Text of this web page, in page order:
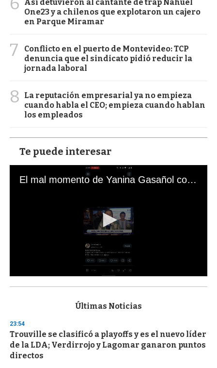
Así detuvieron al cantante de trap Nahuel
One23 y a chilenos que explotaron un cajero
en Parque Miramar
7
Conflicto en el puerto de Montevideo: TCP
denuncia que el sindicato pidió reducir la
jornada laboral
8
La reputación empresarial ya no empieza
cuando habla el CEO; empieza cuando hablan
los empleados
Te puede interesar
El mal momento de Yanina Gasañol con un hincha argentino en "Subrayado"
s
d
s
o
f
3
Últimas Noticias
23:54
Trouville se clasificó a playoffs y es el nuevo líder
de la LDA; Verdirrojo y Lagomar ganaron puntos
directos